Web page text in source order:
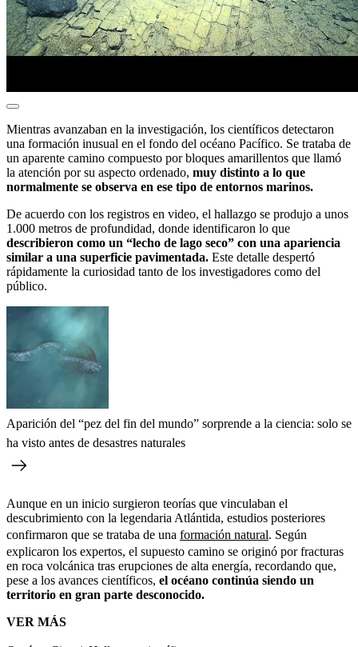
Mientras avanzaban en la investigación, los científicos detectaron
una formación inusual en el fondo del océano Pacífico. Se trataba de
un aparente camino compuesto por bloques amarillentos que llamó
la atención por su aspecto ordenado, muy distinto a lo que
normalmente se observa en ese tipo de entornos marinos.
De acuerdo con los registros en video, el hallazgo se produjo a unos
1.000 metros de profundidad, donde identificaron lo que
describieron como un “lecho de lago seco” con una apariencia
similar a una superficie pavimentada. Este detalle despertó
rápidamente la curiosidad tanto de los investigadores como del
público.
Aparición del “pez del fin del mundo” sorprende a la ciencia: solo se
ha visto antes de desastres naturales
Aunque en un inicio surgieron teorías que vinculaban el
descubrimiento con la legendaria Atlántida, estudios posteriores
confirmaron que se trataba de una formación natural. Según
explicaron los expertos, el supuesto camino se originó por fracturas
en roca volcánica tras erupciones de alta energía, recordando que,
pese a los avances científicos, el océano continúa siendo un
territorio en gran parte desconocido.
VER MÁS